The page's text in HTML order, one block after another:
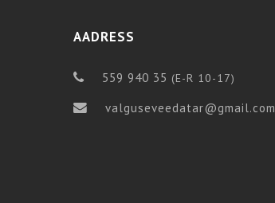
AADRESS
559 940 35 (E-R 10-17)
valguseveedatar@gmail.com